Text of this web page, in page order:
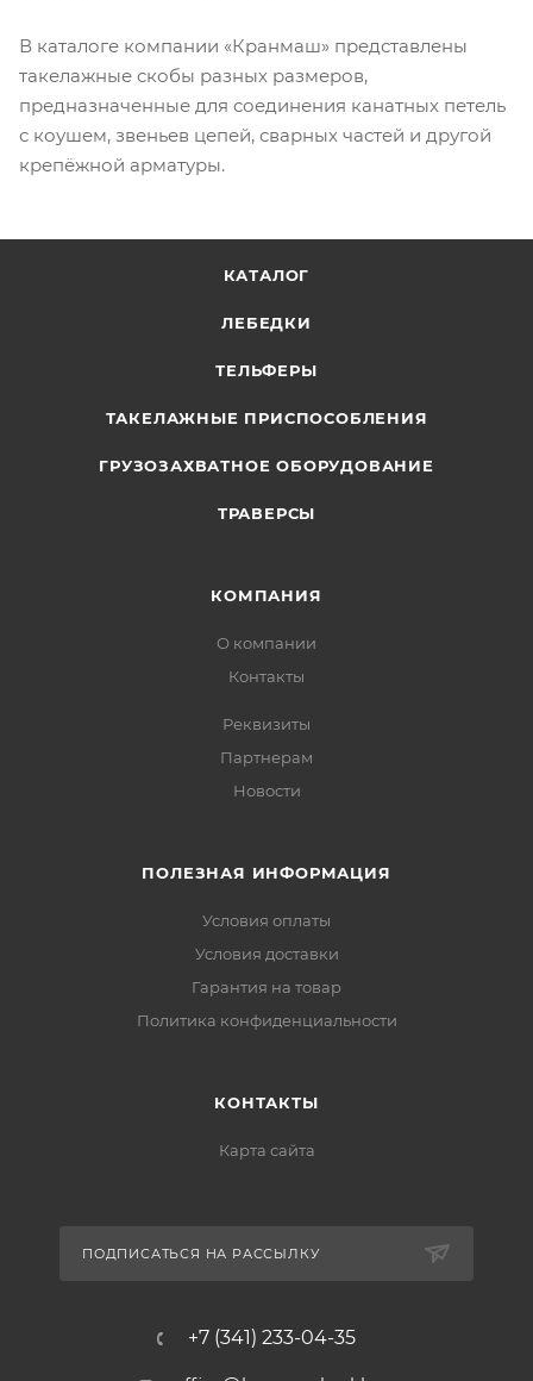
В каталоге компании «Кранмаш» представлены
такелажные скобы разных размеров,
предназначенные для соединения канатных петель
с коушем, звеньев цепей, сварных частей и другой
крепёжной арматуры.
КАТАЛОГ
ЛЕБЕДКИ
ТЕЛЬФЕРЫ
ТАКЕЛАЖНЫЕ ПРИСПОСОБЛЕНИЯ
ГРУЗОЗАХВАТНОЕ ОБОРУДОВАНИЕ
ТРАВЕРСЫ
КОМПАНИЯ
О компании
Контакты
Реквизиты
Партнерам
Новости
ПОЛЕЗНАЯ ИНФОРМАЦИЯ
Условия оплаты
Условия доставки
Гарантия на товар
Политика конфиденциальности
КОНТАКТЫ
Карта сайта
ПОДПИСАТЬСЯ НА РАССЫЛКУ
+7 (341) 233-04-35